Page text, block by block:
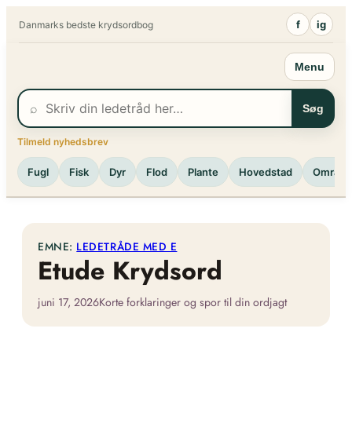
Danmarks bedste krydsordbog f ig
Menu
⌕ Søg
Tilmeld nyhedsbrev
Fugl Fisk Dyr Flod Plante Hovedstad Område
EMNE: LEDETRÅDE MED E
Etude Krydsord
juni 17, 2026Korte forklaringer og spor til din ordjagt